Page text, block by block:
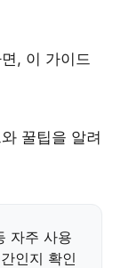
, 이 가이드
꿀팁을 알려
자주 사용
인지 확인